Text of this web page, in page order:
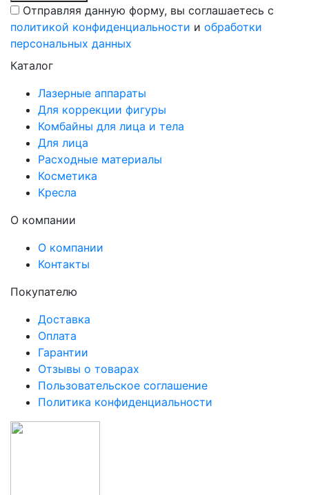
Отправляя данную форму, вы соглашаетесь c
политикой конфиденциальности и обработки
персональных данных
Каталог
Лазерные аппараты
Для коррекции фигуры
Комбайны для лица и тела
Для лица
Расходные материалы
Косметика
Кресла
О компании
О компании
Контакты
Покупателю
Доставка
Оплата
Гарантии
Отзывы о товарах
Пользовательское соглашение
Политика конфиденциальности